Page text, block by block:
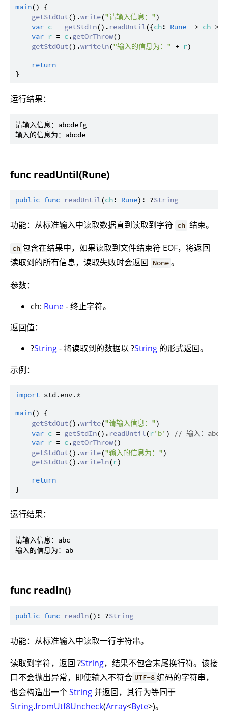
main() {
getStdOut().write("请输入信息：")
var c = getStdIn(). readUntil({ch: Rune => ch >
var r = c.getOrThrow()
getStdOut().writeln("输入的信息为：" + r)
return
运行结果：
请输入信息：abcdefg
func readUntil(Rune)
public func readUntil(ch: Rune): ?String
功能：从标准输入中读取数据直到读取到字符 ch 结束。
ch 包含在结果中，如果读取到文件结束符 EOF，将返回
读取到的所有信息，读取失败时会返回 None 。
参数：
ch: Rune- 终止字符。
返回值：
?String- 将读取到的数据以 ?String 的形式返回。
示例：
import std.env.*
main() {
getStdOut().write("请输入信息：")
var c = getStdIn(). readUntil(r'b' )
// 输入：abc
var r = c.getOrThrow()
getStdOut().write("输入的信息为：")
getStdOut().writeln(r)
return
运行结果：
请输入信息：abc
func readln()
public func readln(): ?String
功能：从标准输入中读取一行字符串。
读取到字符，返回 ?String，结果不包含末尾换行符。该接
口不会抛出异常，即使输入不符合 UTF-8 编码的字符串，
也会构造出一个String并返回，其行为等同于
String.fromUtf8Uncheck(Array<Byte>)。